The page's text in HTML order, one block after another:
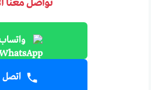
تواصل معنا
اتصل